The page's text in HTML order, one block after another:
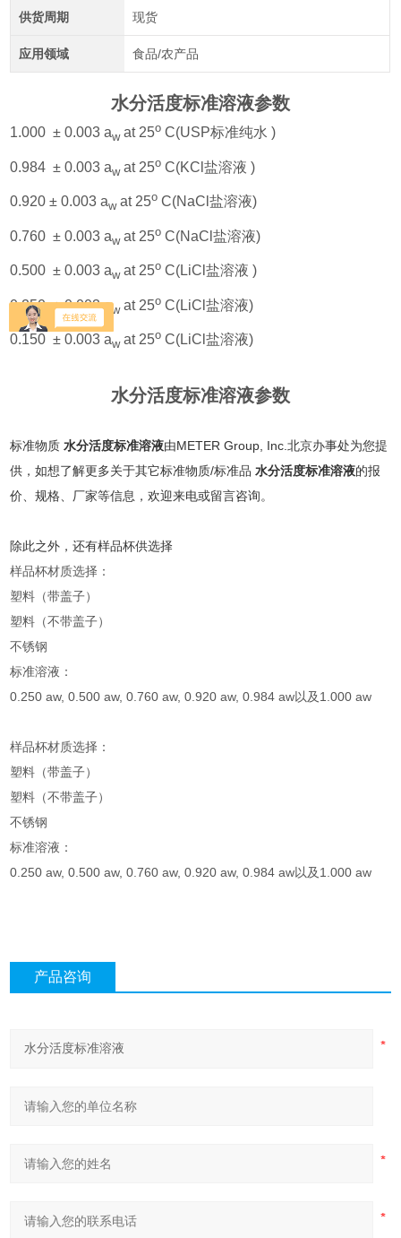
供货周期 现货
应用领域 食品/农产品
水分活度标准溶液参数
1.000 ± 0.003 awat 25oC(USP标准纯水 )
0.984 ± 0.003 awat 25o C(KCl盐溶液 )
0.920 ± 0.003 awat 25oC(NaCl盐溶液)
0.760 ± 0.003 awat 25o C(NaCl盐溶液)
0.500 ± 0.003 awat 25oC(LiCl盐溶液 )
0.250 ± 0.003 awat 25o C(LiCl盐溶液)
0.150 ± 0.003 awat 25oC(LiCl盐溶液)
水分活度标准溶液参数
标准物质水分活度标准溶液由METER Group, Inc.北京办事处为您提
供，如想了解更多关于其它标准物质/标准品水分活度标准溶液的报
价、规格、厂家等信息，欢迎来电或留言咨询。
除此之外，还有样品杯供选择
样品杯材质选择：
塑料（带盖子）
塑料（不带盖子）
不锈钢
标准溶液：
0.250 aw, 0.500 aw, 0.760 aw, 0.920 aw, 0.984 aw以及1.000 aw
样品杯材质选择：
塑料（带盖子）
塑料（不带盖子）
不锈钢
标准溶液：
0.250 aw, 0.500 aw, 0.760 aw, 0.920 aw, 0.984 aw以及1.000 aw
产品咨询